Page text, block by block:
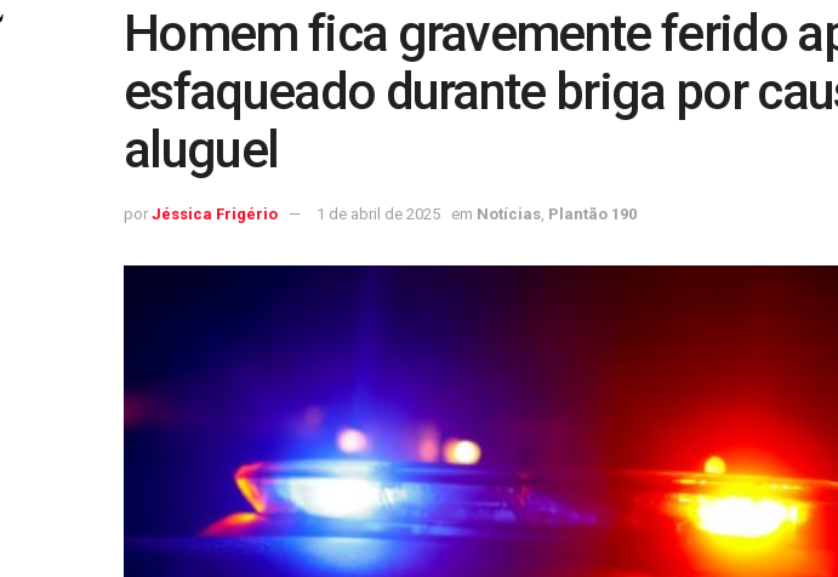
Homem fica gravemente ferido
esfaqueado durante briga por
aluguel
por Jéssica Frigério 1 de abril de 2025 em Notícias Plantão 190